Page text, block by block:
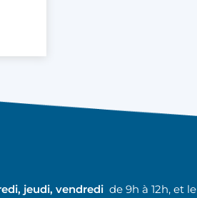
jeudi, vendredide 9h à 12h, et le